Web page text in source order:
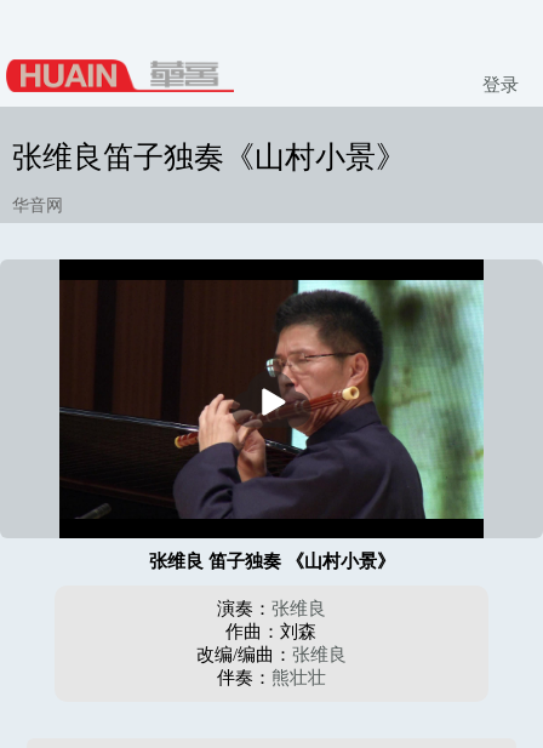
登录
张维良笛子独奏《山村小景》
华音网
播
放
张维良 笛子独奏 《山村小景》
演奏： 张维良
作曲：刘森
改编/编曲： 张维良
伴奏： 熊壮壮